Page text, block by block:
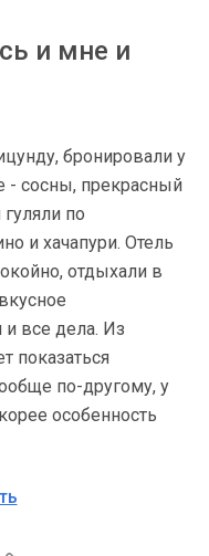
и мне и
бронировали у
- сосны, прекрасный
по
и хачапури. Отель
отдыхали в
и все дела. Из
показаться
по-другому, у
особенность